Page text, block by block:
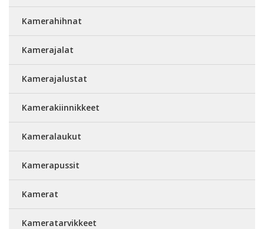
Kamerahihnat
Kamerajalat
Kamerajalustat
Kamerakiinnikkeet
Kameralaukut
Kamerapussit
Kamerat
Kameratarvikkeet